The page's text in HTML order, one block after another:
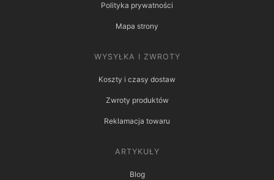
Polityka prywatności
Mapa strony
WYSYŁKA I ZWROTY
Koszty i czasy dostaw
Zwroty produktów
Reklamacja towaru
ARTYKUŁY
Blog